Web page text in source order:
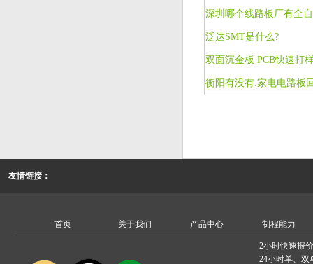
深圳哪个线路板厂有全
泛达SMT是什么?
衡阳有没有.家电电路板
友情链接：
首页 关于我们 产品中心 制程能力
2小时快速报价
24小时单、双